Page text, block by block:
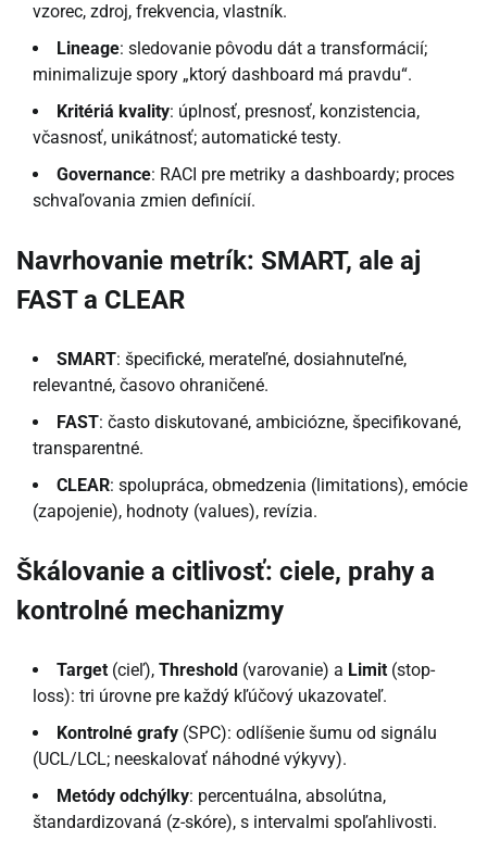
vzorec, zdroj, frekvencia, vlastník.
Lineage: sledovanie pôvodu dát a transformácií;
minimalizuje spory „ktorý dashboard má pravdu“.
Kritériá kvality: úplnosť, presnosť, konzistencia,
včasnosť, unikátnosť; automatické testy.
Governance: RACI pre metriky a dashboardy; proces
schvaľovania zmien definícií.
Navrhovanie metrík: SMART, ale aj
FAST a CLEAR
SMART: špecifické, merateľné, dosiahnuteľné,
relevantné, časovo ohraničené.
FAST: často diskutované, ambiciózne, špecifikované,
transparentné.
CLEAR: spolupráca, obmedzenia (limitations), emócie
(zapojenie), hodnoty (values), revízia.
Škálovanie a citlivosť: ciele, prahy a
kontrolné mechanizmy
Target (cieľ), Threshold (varovanie) a Limit (stop-
loss): tri úrovne pre každý kľúčový ukazovateľ.
Kontrolné grafy (SPC): odlíšenie šumu od signálu
(UCL/LCL; neeskalovať náhodné výkyvy).
Metódy odchýlky: percentuálna, absolútna,
štandardizovaná (z-skóre), s intervalmi spoľahlivosti.